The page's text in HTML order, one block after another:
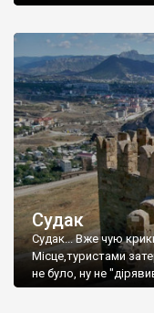
Судак
Судак... Вже чую
Місце,туристами
не було, ну не